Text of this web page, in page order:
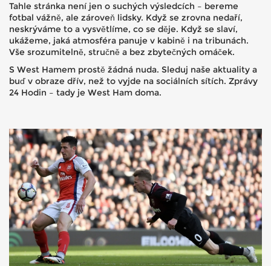
Tahle stránka není jen o suchých výsledcích – bereme
fotbal vážně, ale zároveň lidsky. Když se zrovna nedaří,
neskrýváme to a vysvětlíme, co se děje. Když se slaví,
ukážeme, jaká atmosféra panuje v kabině i na tribunách.
Vše srozumitelně, stručně a bez zbytečných omáček.
S West Hamem prostě žádná nuda. Sleduj naše aktuality a
buď v obraze dřív, než to vyjde na sociálních sítích. Zprávy
24 Hodin – tady je West Ham doma.